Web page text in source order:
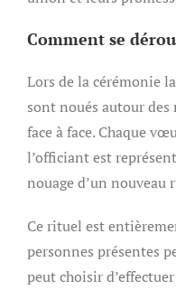
Comment se
Lors de la cérémonie
sont noués autour
face à face. Chaque
l’officiant est
nouage d’un nouveau
Ce rituel est
personnes présentes
peut choisir